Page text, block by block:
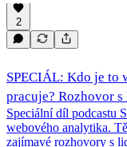
2
SPECIÁL: Kdo je to
pracuje? Rozhovor
Speciální díl podcastu
webového analytika.
zajímavé rozhovory s